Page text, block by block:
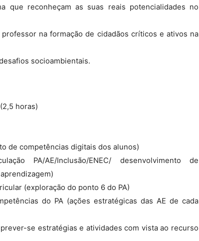
que reconheçam as suas reais potencialidades no
na formação de cidadãos críticos e ativos na
socioambientais.
horas)
de competências digitais dos alunos)
PA/AE/Inclusão/ENEC/ desenvolvimento de
(exploração do ponto 6 do PA)
do PA (ações estratégicas das AE de cada
se estratégias e atividades com vista ao recurso